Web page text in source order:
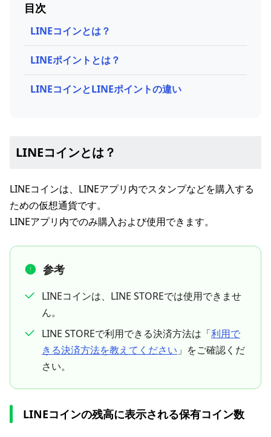
目次
LINEコインとは？
LINEポイントとは？
LINEコインとLINEポイントの違い
LINEコインとは？
LINEコインは、LINEアプリ内でスタンプなどを購入する
ための仮想通貨です。
LINEアプリ内でのみ購入および使用できます。
参考
LINEコインは、LINE STOREでは使用できませ
ん。
LINE STOREで利用できる決済方法は「利用で
きる決済方法を教えてください 」をご確認くだ
さい。
LINEコインの残高に表示される保有コイン数